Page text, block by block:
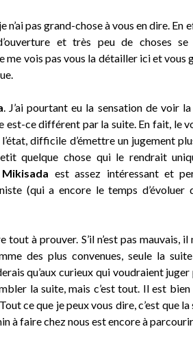
pas grand-chose à vous en dire. En
et très peu de choses se
me vois pas vous la détailler ici et vous
. J’ai pourtant eu la sensation de voir
est-ce différent par la suite. En fait, le
difficile d’émettre un jugement
quelque chose qui le rendrait
Mikisada est assez intéressant et
(qui a encore le temps d’évoluer
tout à prouver. S’il n’est pas mauvais, il
des plus convenues, seule la
qu’aux curieux qui voudraient
la suite, mais c’est tout. Il est
ce que je peux vous dire, c’est que
à faire chez nous est encore à parcourir.